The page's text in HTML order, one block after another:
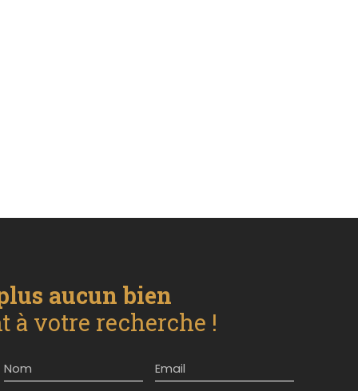
aucun bien
à votre recherche !
Nom Email